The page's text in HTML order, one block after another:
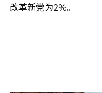
改革新党为2%。